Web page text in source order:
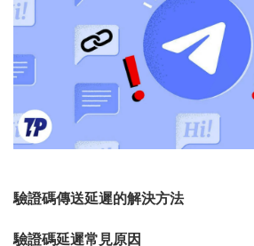
驗證碼傳送延遲的解決方法
驗證碼延遲常見原因